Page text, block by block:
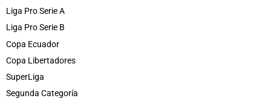
Liga Pro Serie A
Liga Pro Serie B
Copa Ecuador
Copa Libertadores
SuperLiga
Segunda Categoría